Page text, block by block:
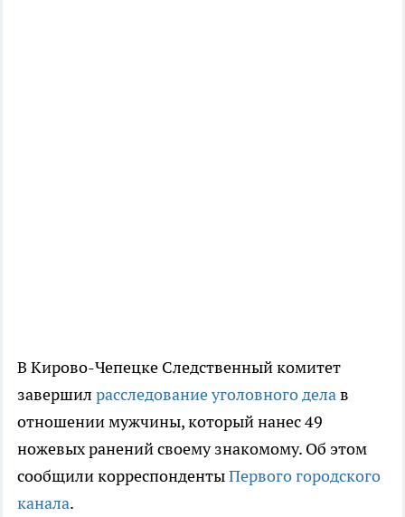
В Кирово-Чепецке Следственный комитет
завершил расследование уголовного делав
отношении мужчины, который нанес 49
ножевых ранений своему знакомому. Об этом
сообщили корреспондентыПервого городского
канала.